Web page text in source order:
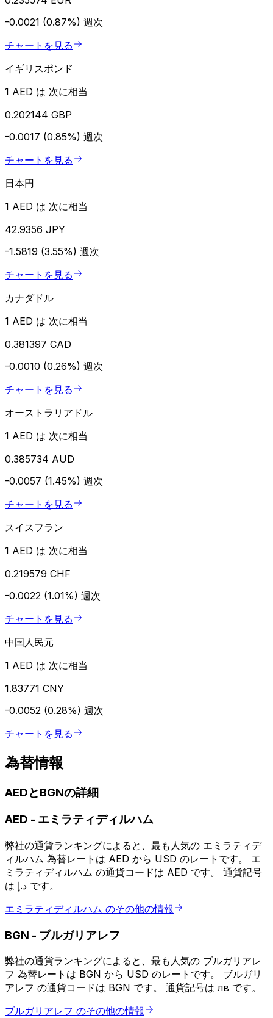
-0.0021 (0.87%) 週次
チャートを見る
イギリスポンド
1 AED は 次に相当
0.202144 GBP
-0.0017 (0.85%) 週次
チャートを見る
日本円
1 AED は 次に相当
42.9356 JPY
-1.5819 (3.55%) 週次
チャートを見る
カナダドル
1 AED は 次に相当
0.381397 CAD
-0.0010 (0.26%) 週次
チャートを見る
オーストラリアドル
1 AED は 次に相当
0.385734 AUD
-0.0057 (1.45%) 週次
チャートを見る
スイスフラン
1 AED は 次に相当
0.219579 CHF
-0.0022 (1.01%) 週次
チャートを見る
中国人民元
1 AED は 次に相当
1.83771 CNY
-0.0052 (0.28%) 週次
チャートを見る
為替情報
AEDとBGNの詳細
AED - エミラティディルハム
弊社の通貨ランキングによると、最も人気の エミラティデ
ィルハム 為替レートは AED から USD のレートです。 エ
ミラティディルハム の通貨コードは AED です。 通貨記号
は د.إ です。
エミラティディルハム のその他の情報
BGN - ブルガリアレフ
弊社の通貨ランキングによると、最も人気の ブルガリアレ
フ 為替レートは BGN から USD のレートです。 ブルガリ
アレフ の通貨コードは BGN です。 通貨記号は лв です。
ブルガリアレフ のその他の情報